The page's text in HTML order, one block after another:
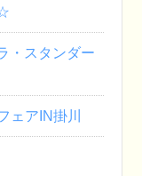
・スタンダー
ェアIN掛川